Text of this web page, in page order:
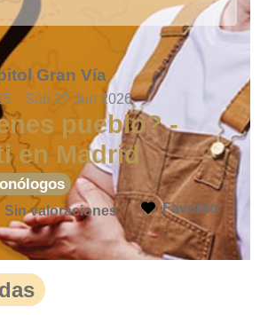
Gran Vía
- Sáb 27 Jun 2026
pueblo? -
en Madrid
Sin valoraciones Favorito